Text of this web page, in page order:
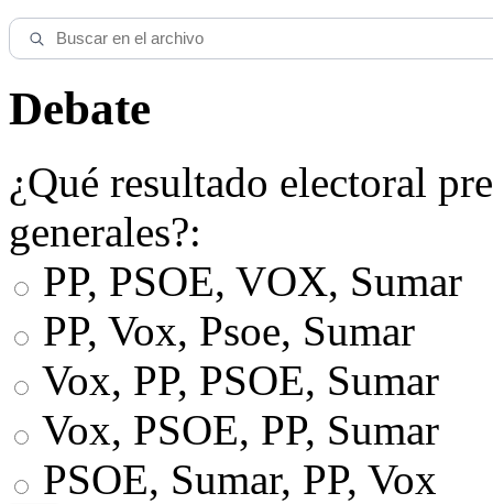
Debate
¿Qué resultado electoral
generales?:
PP, PSOE, VOX, Sumar
PP, Vox, Psoe, Sumar
Vox, PP, PSOE, Sumar
Vox, PSOE, PP, Sumar
PSOE, Sumar, PP, Vox